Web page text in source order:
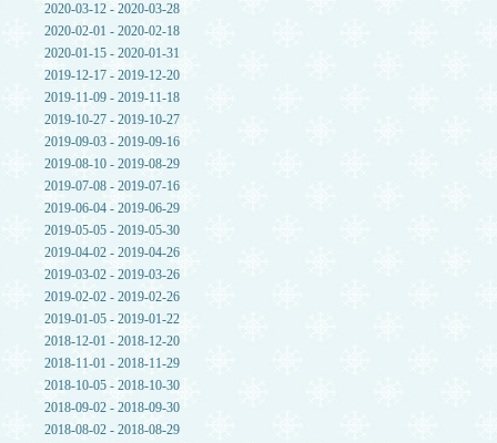
2020-03-12 - 2020-03-28
2020-02-01 - 2020-02-18
2020-01-15 - 2020-01-31
2019-12-17 - 2019-12-20
2019-11-09 - 2019-11-18
2019-10-27 - 2019-10-27
2019-09-03 - 2019-09-16
2019-08-10 - 2019-08-29
2019-07-08 - 2019-07-16
2019-06-04 - 2019-06-29
2019-05-05 - 2019-05-30
2019-04-02 - 2019-04-26
2019-03-02 - 2019-03-26
2019-02-02 - 2019-02-26
2019-01-05 - 2019-01-22
2018-12-01 - 2018-12-20
2018-11-01 - 2018-11-29
2018-10-05 - 2018-10-30
2018-09-02 - 2018-09-30
2018-08-02 - 2018-08-29